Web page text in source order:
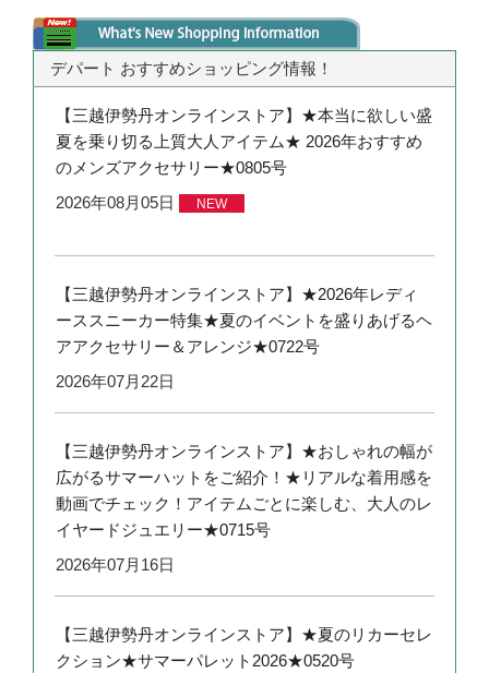
デパート おすすめショッピング情報！
【三越伊勢丹オンラインストア】★本当に欲しい盛
夏を乗り切る上質大人アイテム★ 2026年おすすめ
のメンズアクセサリー★0805号
2026年08月05日
NEW
【三越伊勢丹オンラインストア】★2026年レディ
ーススニーカー特集★夏のイベントを盛りあげるヘ
アアクセサリー＆アレンジ★0722号
2026年07月22日
【三越伊勢丹オンラインストア】★おしゃれの幅が
広がるサマーハットをご紹介！★リアルな着用感を
動画でチェック！アイテムごとに楽しむ、大人のレ
イヤードジュエリー★0715号
2026年07月16日
【三越伊勢丹オンラインストア】★夏のリカーセレ
クション★サマーパレット2026★0520号